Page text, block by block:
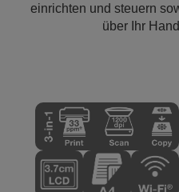
einrichten und steuern
über Ihr